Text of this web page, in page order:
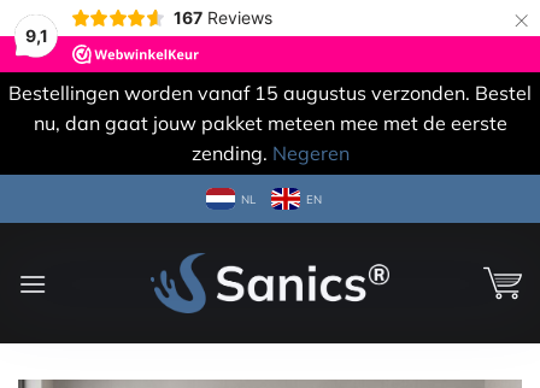
9,1
167 Reviews ×
Bestellingen worden vanaf 15 augustus verzonden. Bestel
nu, dan gaat jouw pakket meteen mee met de eerste
zending. Negeren
naar
NL EN